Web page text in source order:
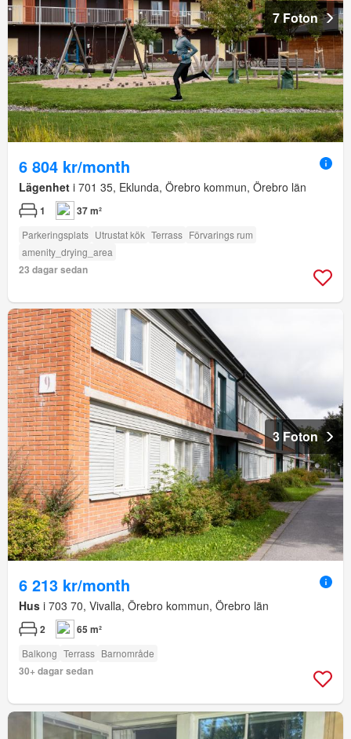
7 Foton
6 804 kr/month
Lägenhet i 701 35, Eklunda, Örebro kommun, Örebro län
1 37 m²
Parkeringsplats Utrustat kök Terrass Förvarings rum
amenity_drying_area
23 dagar sedan
3 Foton
6 213 kr/month
Hus i 703 70, Vivalla, Örebro kommun, Örebro län
2 65 m²
Balkong Terrass Barnområde
30+ dagar sedan